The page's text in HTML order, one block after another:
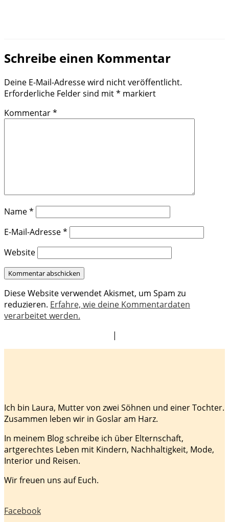
Schreibe einen Kommentar
Deine E-Mail-Adresse wird nicht veröffentlicht.
Erforderliche Felder sind mit* markiert
Kommentar*
Name*
E-Mail-Adresse*
Website
Diese Website verwendet Akismet, um Spam zu
reduzieren. Erfahre, wie deine Kommentardaten
verarbeitet werden.
|
Ich bin Laura, Mutter von zwei Söhnen und einer Tochter.
Zusammen leben wir in Goslar am Harz.
In meinem Blog schreibe ich über Elternschaft,
artgerechtes Leben mit Kindern, Nachhaltigkeit, Mode,
Interior und Reisen.
Wir freuen uns auf Euch.
Facebook